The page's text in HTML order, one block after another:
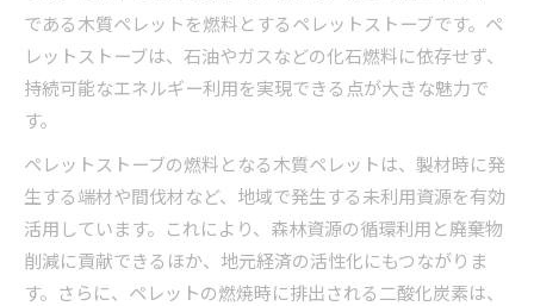
である木質ペレットを燃料とするペレットストーブです。ペ
レットストーブは、石油やガスなどの化石燃料に依存せず、
持続可能なエネルギー利用を実現できる点が大きな魅力で
す。
ペレットストーブの燃料となる木質ペレットは、製材時に発
生する端材や間伐材など、地域で発生する未利用資源を有効
活用しています。これにより、森林資源の循環利用と廃棄物
削減に貢献できるほか、地元経済の活性化にもつながりま
す。さらに、ペレットの燃焼時に排出される二酸化炭素は、